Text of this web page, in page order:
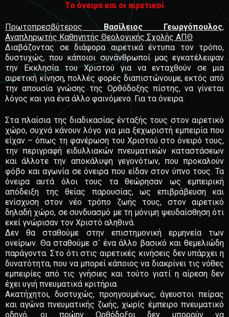
Τα όνειρα και οι αιρετικοί
Πρωτοπρεσβύτερος Βασίλειος Γεωργόπουλος,
Αναπληρωτής Καθηγητής Θεολογικής Σχολής ΑΠΘ
Διαβάζοντας σε διάφορα αιρετικά έντυπα τον τρόπο,
δυστυχώς, που κάποιοι συνάνθρωποί μας εγκατέλειψαν
την Εκκλησία του Χριστού για να ενταχθούν σε μια
αιρετική κίνηση, πολλές φορές διαπιστώνουμε, εκτός από
την απουσία γνώσης της Ορθόδοξης πίστης, να γίνεται
λόγος και για ένα άλλο φαινόμενο. Για τα όνειρα.
Στα πλαίσια της διαδικασίας ένταξής τους στον αιρετικό
χώρο, συχνά κάνουν λόγο για μια ξεχωριστή εμπειρία που
είχαν – όπως τη φανέρωση του Χριστού στο όνειρό τους,
την περιγραφή ειδυλλιακών πνευματικών καταστάσεων
και άλλοτε την αποκάλυψη γεγονότων, που προκαλούν
φόβο και αγωνία σε όνειρα που είδαν στον ύπνο τους. Τα
όνειρα αυτά όλοι τους τα θεώρησαν ως εμπειρική
απόδειξη της θείας παρουσίας, ως επιβράβευση και
ενίσχυση στον νέο τρόπο ζωής τους, στον αιρετικό
δηλαδή χώρο, σε συνδυασμό με τη μόνιμη ψευδαίσθηση ότι
εκεί γνώρισαν τον Χριστό αληθινά.
Δεν θα σταθούμε στην επιστημονική ερμηνεία των
ονείρων. Θα σταθούμε σ᾽ ένα άλλο βασικό και θεμελιώδη
παράγοντα. Στο ότι στις αιρετικές κινήσεις δεν υπάρχει η
δυνατότητα, που να μπορεί κάποιος να διακρίνει τις νόθες
εμπειρίες από τις γνήσιες και τούτο γιατί η αίρεση δεν
έχει υγιή πνευματικά κριτήρια.
Ακατήχητοι, δυστυχώς, προηγουμένως, άγευστοι πείρας
και αγώνα πνευματικής ζωής, χωρίς έμπειρο πνευματικό
οδηγό, οι πρώην Ορθόδοξοι δεν μπορούν να